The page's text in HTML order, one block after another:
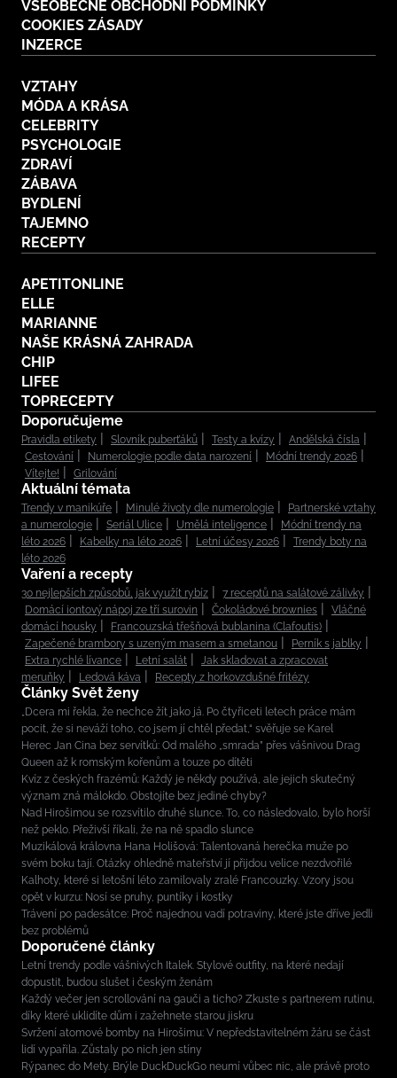
VŠEOBECNÉ OBCHODNÍ PODMÍNKY
COOKIES ZÁSADY
INZERCE
VZTAHY
MÓDA A KRÁSA
CELEBRITY
PSYCHOLOGIE
ZDRAVÍ
ZÁBAVA
BYDLENÍ
TAJEMNO
RECEPTY
APETITONLINE
ELLE
MARIANNE
NAŠE KRÁSNÁ ZAHRADA
CHIP
LIFEE
TOPRECEPTY
Doporučujeme
Pravidla etikety Slovník puberťáků Testy a kvízy
Andělská čísla
Cestování
Numerologie podle data narození
Módní trendy 2026
Vítejte!
Grilování
Aktuální témata
Trendy v manikúře Minulé životy dle numerologie
Partnerské vztahy
a numerologie
Seriál Ulice Umělá inteligence
Módní trendy na
léto 2026
Kabelky na léto 2026 Letní účesy 2026
Trendy boty na
léto 2026
Vaření a recepty
30 nejlepších způsobů, jak využít rybíz
7 receptů na salátové zálivky
Domácí iontový nápoj ze tří surovin
Čokoládové brownies
Vláčné
domácí housky
Francouzská třešňová bublanina (Clafoutis)
Zapečené brambory s uzeným masem a smetanou
Perník s jablky
Extra rychlé lívance
Letní salát
Jak skladovat a zpracovat
meruňky
Ledová káva Recepty z horkovzdušné fritézy
Články Svět ženy
„Dcera mi řekla, že nechce žít jako já. Po čtyřiceti letech práce mám
pocit, že si neváží toho, co jsem jí chtěl předat,“ svěřuje se Karel
Herec Jan Cina bez servítků: Od malého „smrada” přes vášnivou Drag
Queen až k romským kořenům a touze po dítěti
Kvíz z českých frazémů: Každý je někdy používá, ale jejich skutečný
význam zná málokdo. Obstojíte bez jediné chyby?
Nad Hirošimou se rozsvítilo druhé slunce. To, co následovalo, bylo horší
než peklo. Přeživší říkali, že na ně spadlo slunce
Muzikálová královna Hana Holišová: Talentovaná herečka muže po
svém boku tají. Otázky ohledně mateřství jí přijdou velice nezdvořilé
Kalhoty, které si letošní léto zamilovaly zralé Francouzky. Vzory jsou
opět v kurzu: Nosí se pruhy, puntíky i kostky
Trávení po padesátce: Proč najednou vadí potraviny, které jste dříve jedli
bez problémů
Doporučené články
Letní trendy podle vášnivých Italek. Stylové outfity, na které nedají
dopustit, budou slušet i českým ženám
Každý večer jen scrollování na gauči a ticho? Zkuste s partnerem rutinu,
díky které uklidíte dům i zažehnete starou jiskru
Svržení atomové bomby na Hirošimu: V nepředstavitelném žáru se část
lidí vypařila. Zůstaly po nich jen stíny
Rýpanec do Mety. Brýle DuckDuckGo neumí vůbec nic, ale právě proto